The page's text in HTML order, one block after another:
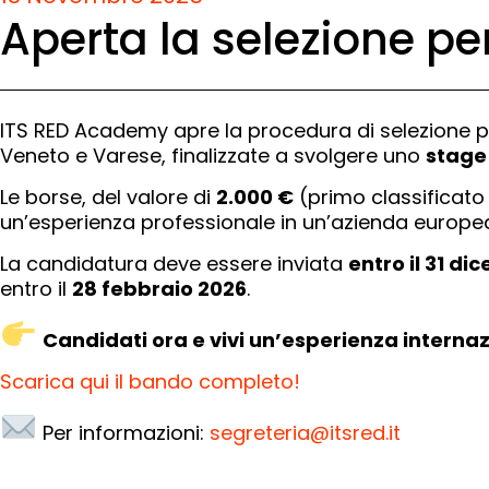
Aperta la selezione
ITS RED Academy apre la procedura di selezione
Veneto e Varese, finalizzate a svolgere uno
Le borse, del valore di 2.000 € (primo
un’esperienza professionale in un’azienda
La candidatura deve essere inviata entro il 31
entro il 28 febbraio 2026.
Candidati ora e vivi un’esperienza
Scarica qui il bando completo!
Per informazioni: segreteria@itsred.it